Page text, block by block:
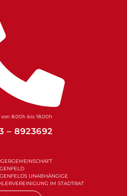
8.00h bis 18.00h
– 8923692
UNABHÄNGIGE
IM STADTRAT